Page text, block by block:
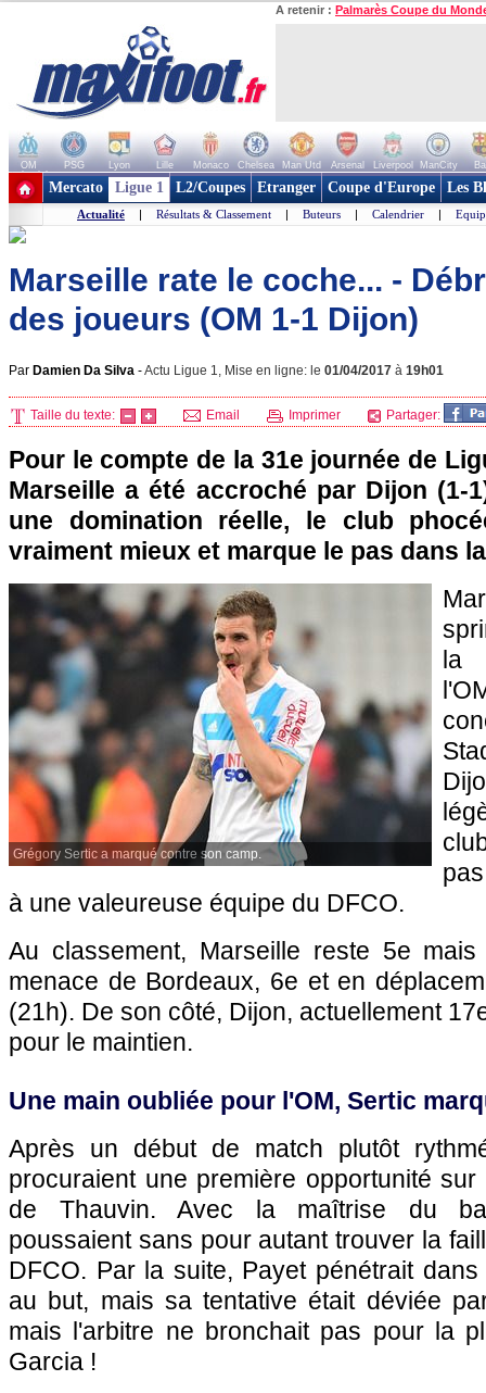
A retenir : Palmarès Coupe du
OM PSG Lyon Lille Monaco Chelsea Man Utd Arsenal Liverpool ManCity
+ de clubs
Mercato Ligue 1 L2/Coupes Etranger Coupe d'Europe Les
Actualité | Résultats & Classement | Buteurs | Calendrier |
Marseille rate le coche... -
des joueurs (OM 1-1 Dijon)
Par Damien Da Silva -Actu Ligue 1, Mise en ligne: le 01/04/2017 à 19h01
Taille du texte: Email Imprimer Partager:
Pour le compte de la 31e journée de
Marseille a été accroché par Dijon (1-
une domination réelle, le club
vraiment mieux et marque le pas dans
Grégory Sertic a marqué contre son camp.
la
à une valeureuse équipe du DFCO.
Au classement, Marseille reste 5e
menace de Bordeaux, 6e et en
(21h). De son côté, Dijon, actuellement
pour le maintien.
Une main oubliée pour l'OM, Sertic
Après un début de match plutôt
procuraient une première opportunité
de Thauvin. Avec la maîtrise du
poussaient sans pour autant trouver la
DFCO. Par la suite, Payet pénétrait
au but, mais sa tentative était déviée
mais l'arbitre ne bronchait pas pour la
Garcia !